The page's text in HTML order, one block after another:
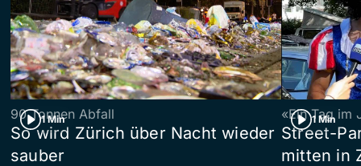
1 Min
90 Tonnen Abfall
So wird Zürich über Nacht wieder
sauber
1 Min
«Ein Tag im
Street-
mitten in